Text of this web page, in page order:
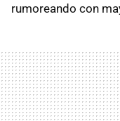
rumoreando con